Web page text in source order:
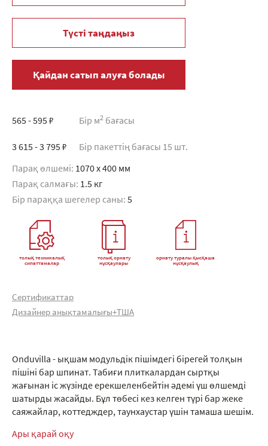
Түсті таңдаңыз
Қайдан сатып алуға болады
565 - 595 ₽ Бір м2 бағасы
3 615 - 3 795 ₽ Бір пакеттің бағасы 15 шт.
Парақ өлшемі: 1070 x 400 мм
Парақ салмағы: 1.5 кг
Бір параққа шегелер саны: 5
толық техникалық
сипаттамалар
толық орнату
нұсқаулары
орнату туралы қысқаша
нұсқаулық
Сертификаттар
Дизайнер анықтамалығы+ТША
Onduvilla - ықшам модульдік пішімдегі бірегей толқын
пішіні бар шпинат. Табиғи плиткалардан сыртқы
жағынан іс жүзінде ерекшеленбейтін әдемі үш өлшемді
шатырды жасайды. Бұл төбесі кез келген түрі бар жеке
саяжайлар, коттедждер, таунхаустар үшін тамаша шешім.
Ары қарай оқу